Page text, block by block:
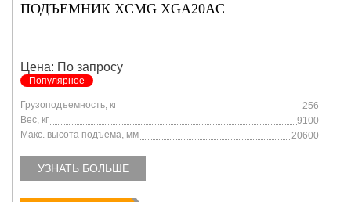
ПОДЪЕМНИК XCMG XGA20AC
Цена: По запросу
Популярное
Грузоподъемность, кг
256
Вес, кг
9100
Макс. высота подъема, мм
20600
УЗНАТЬ БОЛЬШЕ